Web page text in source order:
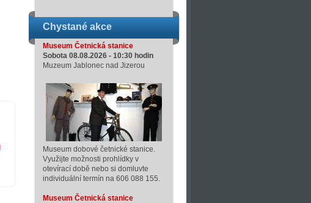
Chystané akce
Museum Četnická stanice
Sobota 08.08.2026 - 10:30 hodin
Muzeum Jablonec nad Jizerou
Museum dobové četnické stanice.
Využijte možnosti prohlídky v
otevírací době nebo si domluvte
individuální termín na 606 088 155.
Museum Četnická stanice